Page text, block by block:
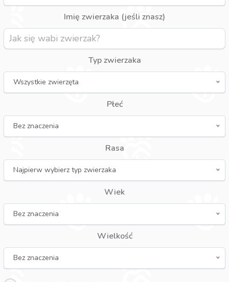
Imię zwierzaka (jeśli znasz)
Typ zwierzaka
Wszystkie zwierzęta
Płeć
Bez znaczenia
Rasa
Najpierw wybierz typ zwierzaka
Wiek
Bez znaczenia
Wielkość
Bez znaczenia